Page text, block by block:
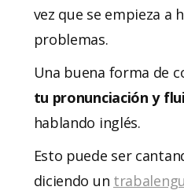
vez que se empieza a
problemas.
Una buena forma de
tu pronunciación y
hablando inglés.
Esto puede ser
diciendo un